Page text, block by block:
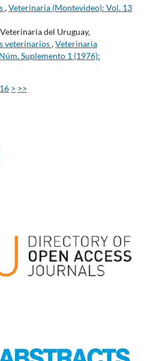
,Veterinaria (Montevideo): Vol. 13
del Uruguay,
veterinarios,Veterinaria
Suplemento 1 (1976):
16 > >>